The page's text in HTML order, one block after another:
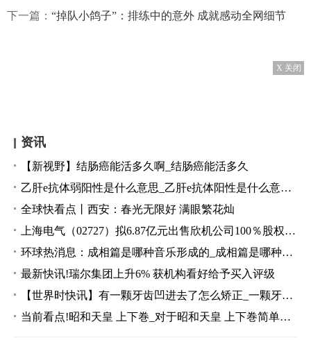
下一篇： “掉队小鸽子”：排练中的意外 成就感动全网细节
X 关闭
资讯
【新视野】结肠癌能活多久啊_结肠癌能活多久
乙肝e抗体弱阳性是什么意思_乙肝e抗体阳性是什么意思 每日时讯
全球快看点丨西安：春光无限好 满眼繁花灿
上海电气（02727）拟6.87亿元出售欣机公司100％股权 环球新要闻
环球热消息：成相篇是哪种音乐形成的_成相篇是哪种音乐形式
最新快讯!瑞尔集团上升6% 获机构看好给予买入评级
【世界时快讯】有一颗牙齿凹进去了怎么矫正_一颗牙齿歪了可以单独矫正吗
当前看点!昭和天皇 上下巻_对于昭和天皇 上下巻简单介绍